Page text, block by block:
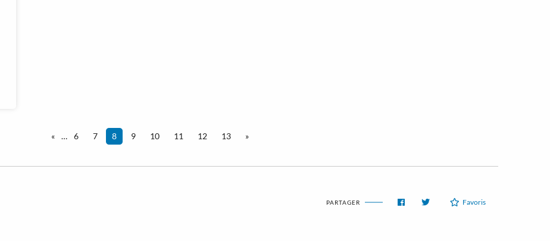
« … 6 7 8 9 10 11 12 13 »
PARTAGER Favoris